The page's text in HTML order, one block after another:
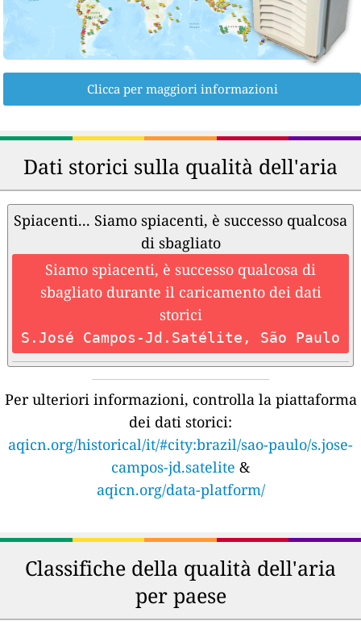
Clicca per maggiori informazioni
Dati storici sulla qualità dell'aria
Spiacenti... Siamo spiacenti, è successo qualcosa
di sbagliato
Siamo spiacenti, è successo qualcosa di
sbagliato durante il caricamento dei dati
storici
S.José Campos-Jd.Satélite, São Paulo
Per ulteriori informazioni, controlla la piattaforma
dei dati storici:
aqicn.org/historical/it/#city:brazil/sao-paulo/s.jose-
campos-jd.satelite &
aqicn.org/data-platform/
Classifiche della qualità dell'aria
per paese